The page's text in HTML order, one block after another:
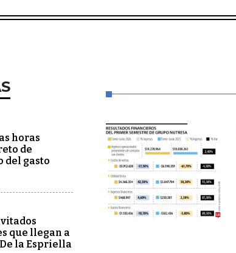
horas
de
del gasto
que llegan a
la Espriella